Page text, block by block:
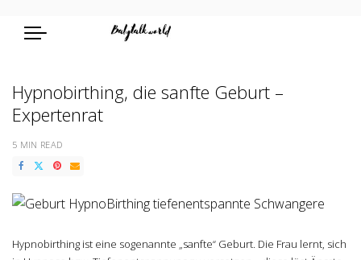
Hypnobirthing, die sanfte Geburt –
Expertenrat
5 MIN READ
Hypnobirthing ist eine sogenannte „sanfte“ Geburt. Die Frau lernt, sich